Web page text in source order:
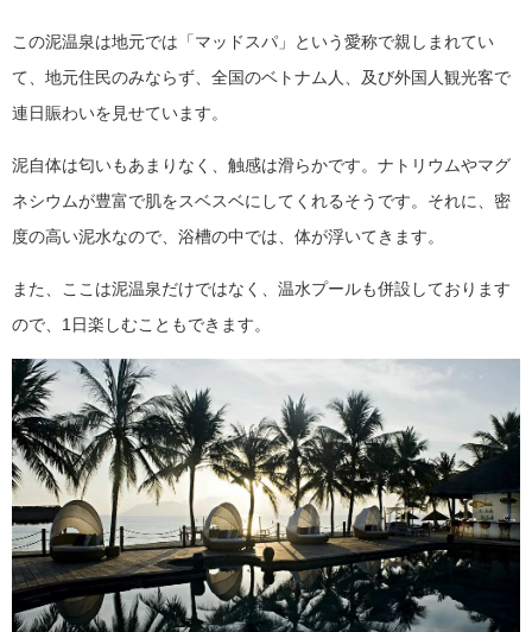
この泥温泉は地元では「マッドスパ」という愛称で親しまれてい
て、地元住民のみならず、全国のベトナム人、及び外国人観光客で
連日賑わいを見せています。
泥自体は匂いもあまりなく、触感は滑らかです。ナトリウムやマグ
ネシウムが豊富で肌をスベスベにしてくれるそうです。それに、密
度の高い泥水なので、浴槽の中では、体が浮いてきます。
また、ここは泥温泉だけではなく、温水プールも併設しております
ので、1日楽しむこともできます。